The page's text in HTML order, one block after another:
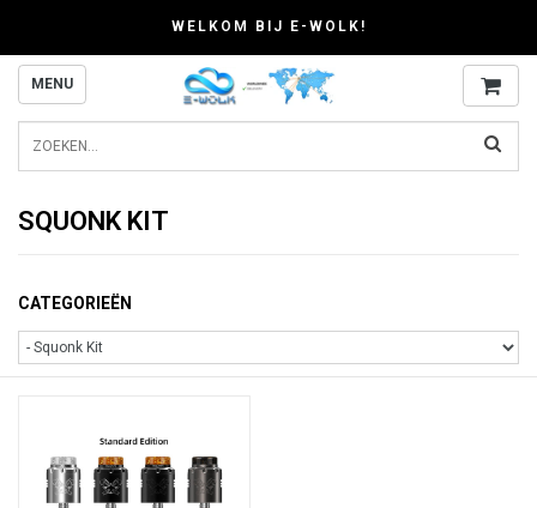
WELKOM BIJ E-WOLK!
MENU
SQUONK KIT
CATEGORIEËN